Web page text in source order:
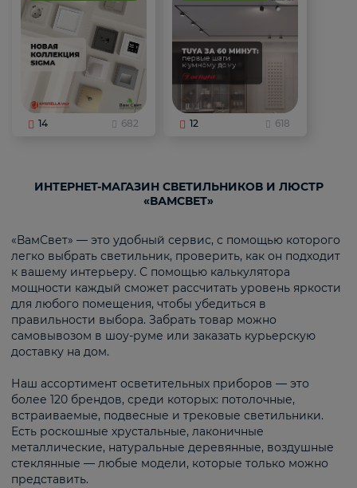
14 682 12 618
ИНТЕРНЕТ-МАГАЗИН СВЕТИЛЬНИКОВ И ЛЮСТР
«ВАМСВЕТ»
«ВамСвет» — это удобный сервис, с помощью которого
легко выбрать светильник, проверить, как он подходит
к вашему интерьеру. С помощью калькулятора
мощности каждый сможет рассчитать уровень яркости
для любого помещения, чтобы убедиться в
правильности выбора. Забрать товар можно
самовывозом в шоу-руме или заказать курьерскую
доставку на дом.
Наш ассортимент осветительных приборов — это
более 120 брендов, среди которых: потолочные,
встраиваемые, подвесные и трековые светильники.
Есть роскошные хрустальные, лаконичные
металлические, натуральные деревянные, воздушные
стеклянные — любые модели, которые только можно
представить.